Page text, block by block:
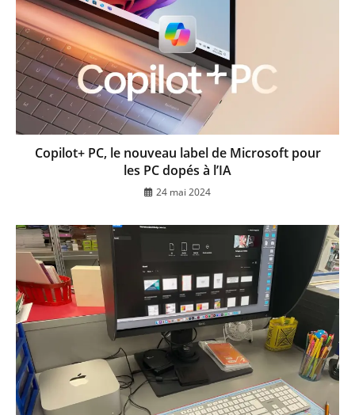
Copilot+ PC, le nouveau label de Microsoft pour
les PC dopés à l’IA
24 mai 2024